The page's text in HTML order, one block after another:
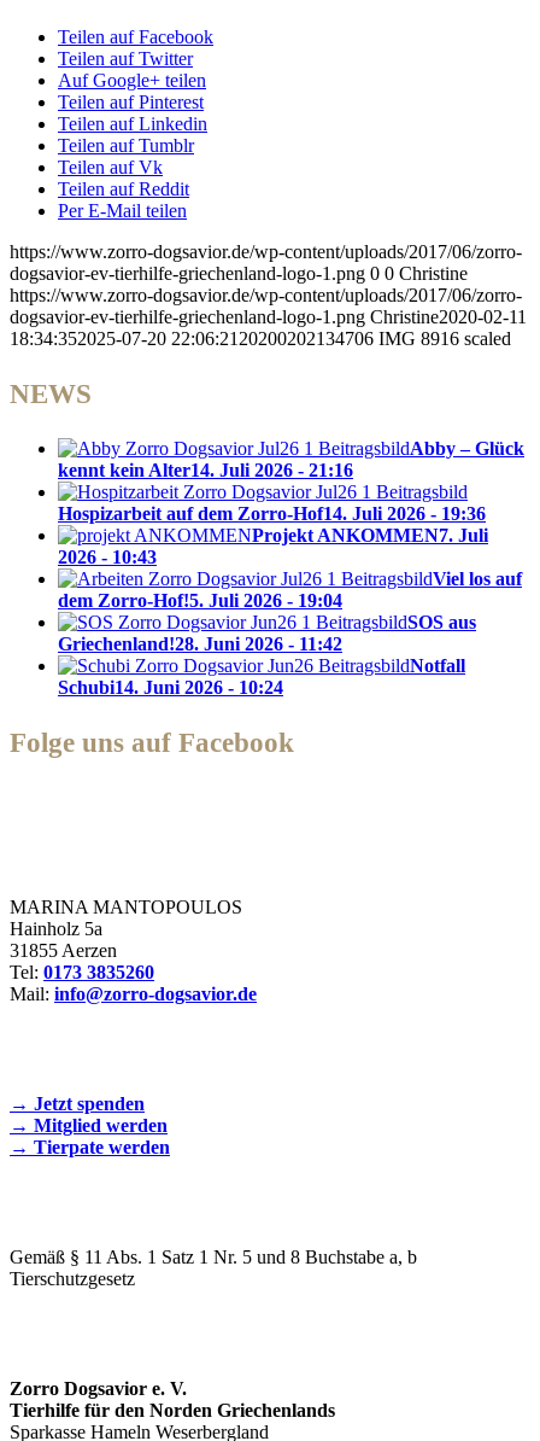
Teilen auf Facebook
Teilen auf Twitter
Auf Google+ teilen
Teilen auf Pinterest
Teilen auf Linkedin
Teilen auf Tumblr
Teilen auf Vk
Teilen auf Reddit
Per E-Mail teilen
https://www.zorro-dogsavior.de/wp-content/uploads/2017/06/zorro-
dogsavior-ev-tierhilfe-griechenland-logo-1.png 0 0 Christine
https://www.zorro-dogsavior.de/wp-content/uploads/2017/06/zorro-
dogsavior-ev-tierhilfe-griechenland-logo-1.png Christine2020-02-11
18:34:352025-07-20 22:06:21 20200202134706 IMG 8916 scaled
NEWS
Abby – Glück
kennt kein Alter14. Juli 2026 - 21:16
Hospizarbeit auf dem Zorro-Hof14. Juli 2026 - 19:36
Projekt ANKOMMEN7. Juli
2026 - 10:43
Viel los auf
dem Zorro-Hof!5. Juli 2026 - 19:04
SOS aus
Griechenland!28. Juni 2026 - 11:42
Notfall
Schubi14. Juni 2026 - 10:24
Folge uns auf Facebook
MARINA MANTOPOULOS
Hainholz 5a
31855 Aerzen
Tel: 0173 3835260
Mail: info@zorro-dogsavior.de
→ Jetzt spenden
→ Mitglied werden
→ Tierpate werden
Gemäß § 11 Abs. 1 Satz 1 Nr. 5 und 8 Buchstabe a, b
Tierschutzgesetz
Zorro Dogsavior e. V.
Tierhilfe für den Norden Griechenlands
Sparkasse Hameln Weserbergland